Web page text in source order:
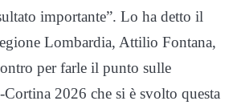
importante”. Lo ha detto il
Lombardia, Attilio Fontana,
per farle il punto sulle
2026 che si è svolto questa